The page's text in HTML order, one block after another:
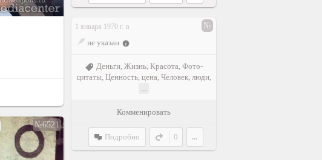
1 января 1970 г. в
№
не указан
Деньги, Жизнь, Красота, Фото-
цитаты, Ценность, цена, Человек, люди,
...
Комменировать
Подробно 0 ...
№6521